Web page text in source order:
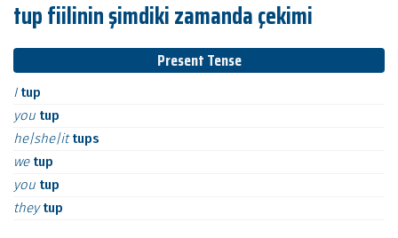
tup fiilinin şimdiki zamanda çekimi
Present Tense
I tup
you tup
he|she|ittups
we tup
you tup
theytup